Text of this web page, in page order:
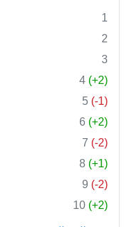
1
2
3
4 (+2)
5 (-1)
6 (+2)
7 (-2)
8 (+1)
9 (-2)
10 (+2)